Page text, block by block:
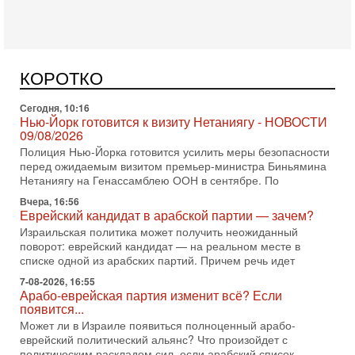
КОРОТКО
предстоящие выборы могут быть сфальсифицированы, их
проведение сорвано, а итоговые результаты
Сегодня, 10:16
Нью-Йорк готовится к визиту Нетаниягу - НОВОСТИ
09/08/2026
Полиция Нью-Йорка готовится усилить меры безопасности
перед ожидаемым визитом премьер-министра Биньямина
Нетаниягу на Генассамблею ООН в сентябре. По
Вчера, 16:56
Еврейский кандидат в арабской партии — зачем?
Израильская политика может получить неожиданный
поворот: еврейский кандидат — на реальном месте в
списке одной из арабских партий. Причем речь идет
7-08-2026, 16:55
Арабо-еврейская партия изменит всё? Если
появится...
Может ли в Израиле появиться полноценный арабо-
еврейский политический альянс? Что произойдет с